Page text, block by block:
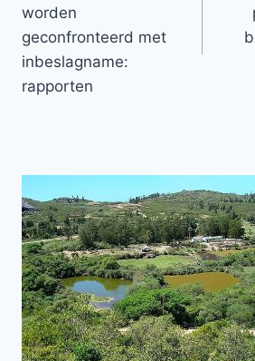
worden
geconfronteerd met
inbeslagname:
rapporten